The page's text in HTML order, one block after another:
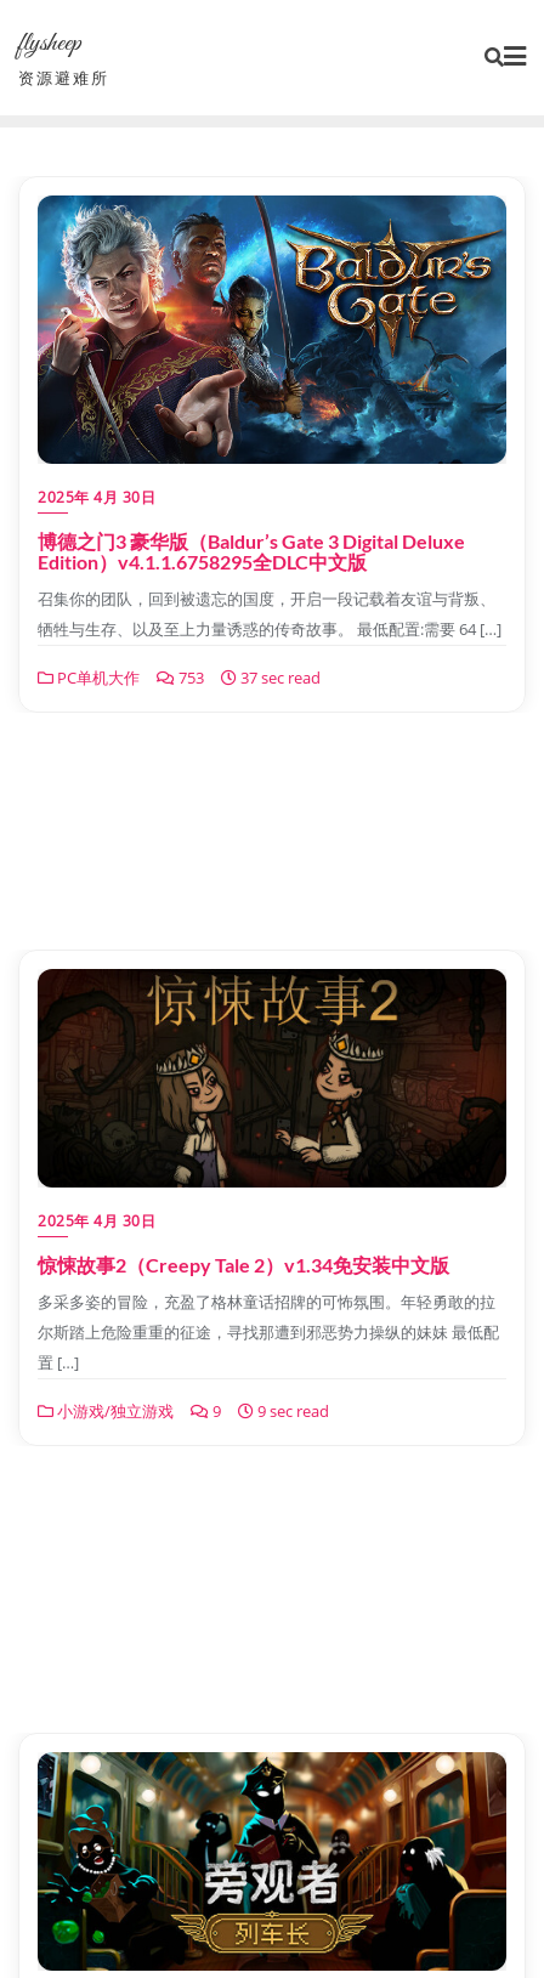
content
flysheep
资源避难所
2025年 4月 30日
博德之门3 豪华版（Baldur’s Gate 3 Digital Deluxe
Edition）v4.1.1.6758295全DLC中文版
召集你的团队，回到被遗忘的国度，开启一段记载着友谊与背叛、
牺牲与生存、以及至上力量诱惑的传奇故事。 最低配置:需要 64 […]
PC单机大作 753 37 sec read
2025年 4月 30日
惊悚故事2（Creepy Tale 2）v1.34免安装中文版
多采多姿的冒险，充盈了格林童话招牌的可怖氛围。年轻勇敢的拉
尔斯踏上危险重重的征途，寻找那遭到邪恶势力操纵的妹妹 最低配
置 […]
小游戏/独立游戏 9 9 sec read